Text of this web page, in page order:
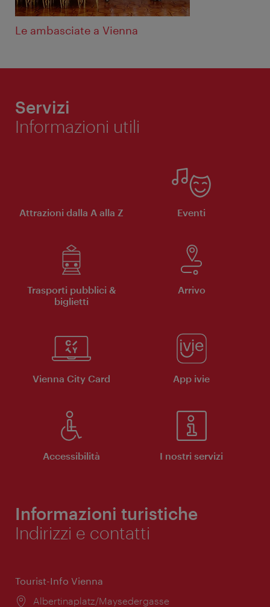
Le ambasciate a Vienna
Servizi
Informazioni utili
Attrazioni dalla A alla Z Eventi
Trasporti pubblici &
biglietti
Arrivo
Vienna City Card App ivie
Accessibilità I nostri servizi
Informazioni turistiche
Indirizzi e contatti
Tourist-Info Vienna
Posizione:
Albertinaplatz/Maysedergasse